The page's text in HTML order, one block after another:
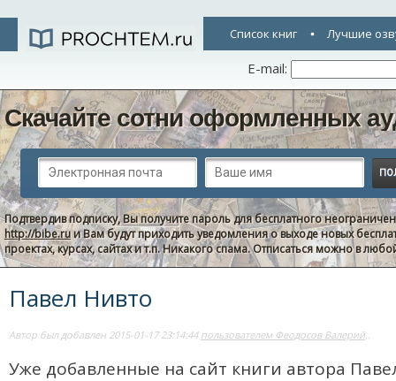
Список книг Лучшие
E-mail:
Скачайте сотни оформленных
Подтвердив подписку, Вы получите пароль для бесплатного
http://bibe.ruи Вам будут приходить уведомления о выходе новых
проектах, курсах, сайтах и т.п. Никакого спама. Отписаться можно в
Павел Нивто
Автор был добавлен 2015-01-17 23:14:44 пользователем Феодосов Валерий..
Уже добавленные на сайт книги автора